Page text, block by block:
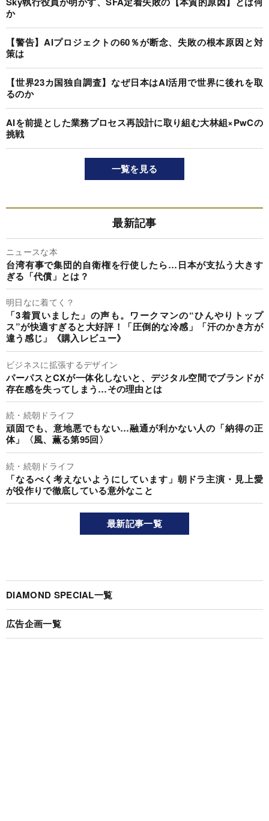
か
【警告】AIプロジェクトの60％が断念、失敗の根本原因と対
策は
【世界23カ国独自調査】なぜ日本はAI活用で世界に後れを取
るのか
AIを前提とした業務プロセス再設計に取り組む大林組×PwCの
挑戦
一覧を見る
最新記事
ニュースな本
台湾有事で集団的自衛権を行使したら…日本が支払う大きす
ぎる「代償」とは？
明日なに着てく？
「3着買いました」の声も。ワークマンの“ひんやりトップ
ス”が快適すぎると大好評！「圧倒的な冷感」「汗のかき方が
違う感じ」《購入レビュー》
ビジネスに拡張するデザイン
パーパスとCXが一体化しないと、デジタル空間でブランドが
存在感を失ってしまう…その理由とは
続・続朝ドライフ
頑固でも、意地悪でもない…融通が利かない人の「納得の正
体」〈風、薫る第95回〉
続・続朝ドライフ
「なるべく考えないようにしています」朝ドラ主演・見上愛
が役作りで徹底している意外なこと
最新記事一覧
DIAMOND SPECIAL一覧
広告企画一覧